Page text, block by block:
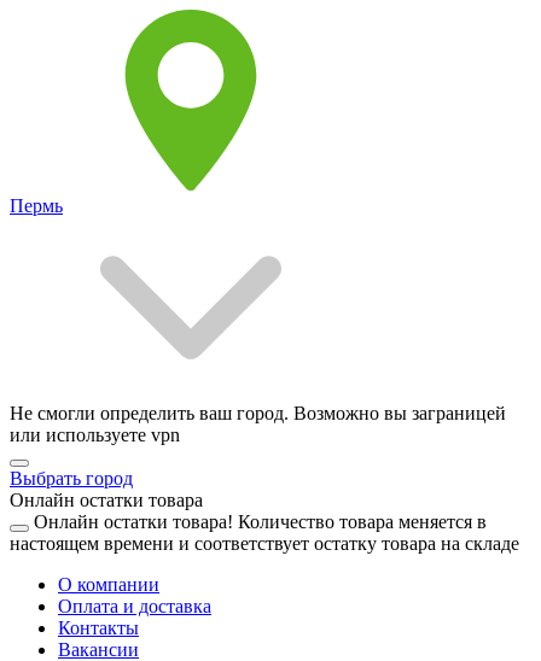
Пермь
Не смогли определить ваш город. Возможно вы заграницей
или используете vpn
Выбрать город
Онлайн остатки товара
Онлайн остатки товара! Количество товара меняется в
настоящем времени и соответствует остатку товара на складе
О компании
Оплата и доставка
Контакты
Вакансии